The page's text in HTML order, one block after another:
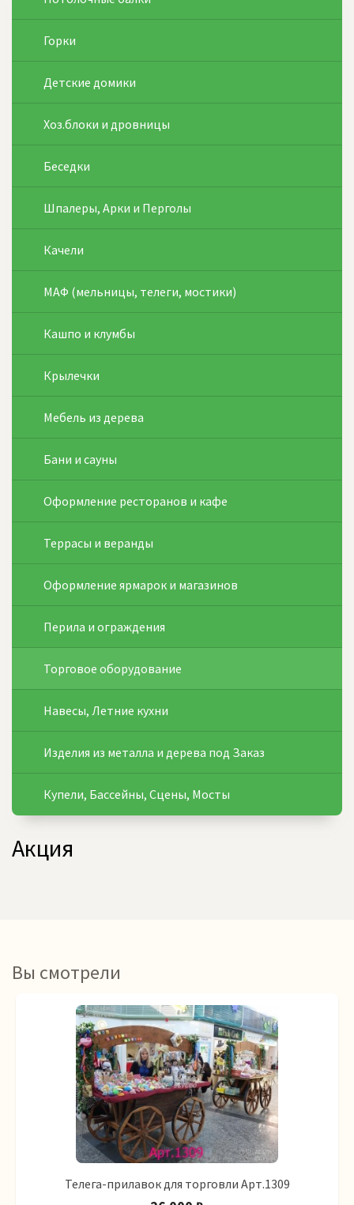
Горки
Детские домики
Хоз.блоки и дровницы
Беседки
Шпалеры, Арки и Перголы
Качели
МАФ (мельницы, телеги, мостики)
Кашпо и клумбы
Крылечки
Мебель из дерева
Бани и сауны
Оформление ресторанов и кафе
Террасы и веранды
Оформление ярмарок и магазинов
Перила и ограждения
Торговое оборудование
Навесы, Летние кухни
Изделия из металла и дерева под Заказ
Купели, Бассейны, Сцены, Мосты
Акция
Вы смотрели
Телега-прилавок для торговли Арт.1309